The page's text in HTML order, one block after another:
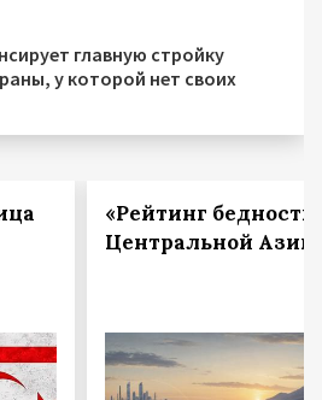
главную стройку
у которой нет своих
«Рейтинг
Центральной Азии